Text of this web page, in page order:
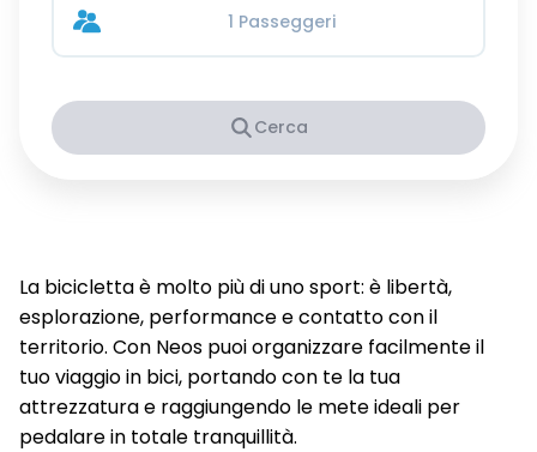
1 Passeggeri
Cerca
La bicicletta è molto più di uno sport: è libertà,
esplorazione, performance e contatto con il
territorio. Con Neos puoi organizzare facilmente il
tuo viaggio in bici, portando con te la tua
attrezzatura e raggiungendo le mete ideali per
pedalare in totale tranquillità.